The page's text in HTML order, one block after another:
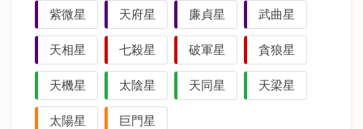
紫微星 天府星 廉貞星 武曲星
天相星 七殺星 破軍星 貪狼星
天機星 太陰星 天同星 天梁星
太陽星 巨門星